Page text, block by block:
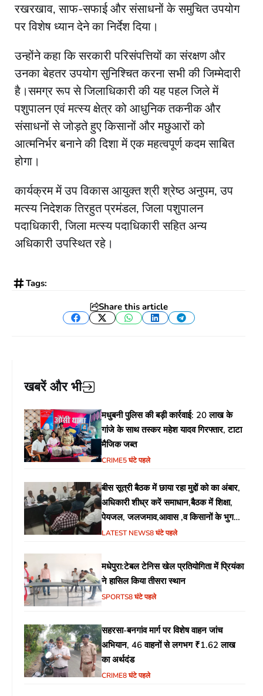
रखरखाव, साफ-सफाई और संसाधनों के समुचित उपयोग
पर विशेष ध्यान देने का निर्देश दिया।
उन्होंने कहा कि सरकारी परिसंपत्तियों का संरक्षण और
उनका बेहतर उपयोग सुनिश्चित करना सभी की जिम्मेदारी
है।समग्र रूप से जिलाधिकारी की यह पहल जिले में
पशुपालन एवं मत्स्य क्षेत्र को आधुनिक तकनीक और
संसाधनों से जोड़ते हुए किसानों और मछुआरों को
आत्मनिर्भर बनाने की दिशा में एक महत्वपूर्ण कदम साबित
होगा।
कार्यक्रम में उप विकास आयुक्त श्री श्रेष्ठ अनुपम, उप
मत्स्य निदेशक तिरहुत प्रमंडल, जिला पशुपालन
पदाधिकारी, जिला मत्स्य पदाधिकारी सहित अन्य
अधिकारी उपस्थित रहे।
Tags:
Share this article
Facebook
TwitterWhatsApp
LinkedInTelegram
खबरें और भी
मधुबनी पुलिस की बड़ी कार्रवाई: 20 लाख के
गांजे के साथ तस्कर महेश यादव गिरफ्तार, टाटा
मैजिक जब्त
CRIME5 घंटे पहले
बीस सूत्री बैठक में छाया रहा मुद्दों को का अंबार,
अधिकारी शीध्र करें समाधान,बैठक में शिक्षा,
पेयजल, जलजमाव,आवास ,व किसानों के भुगतान
का उठा मुद्दा
LATEST NEWS8 घंटे पहले
मधेपुरा:टेबल टेनिस खेल प्रतियोगिता में प्रियंका
ने हासिल किया तीसरा स्थान
SPORTS8 घंटे पहले
सहरसा-बनगांव मार्ग पर विशेष वाहन जांच
अभियान, 46 वाहनों से लगभग ₹1.62 लाख
का अर्थदंड
CRIME8 घंटे पहले